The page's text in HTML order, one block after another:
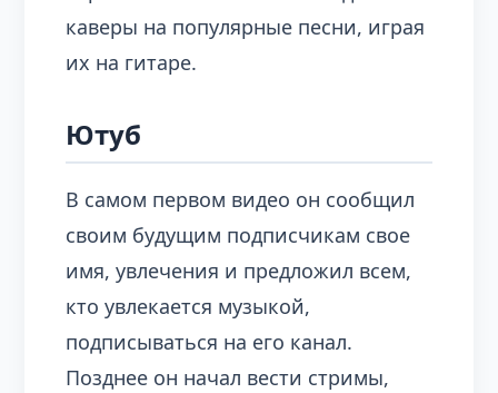
каверы на популярные песни, играя
их на гитаре.
Ютуб
В самом первом видео он сообщил
своим будущим подписчикам свое
имя, увлечения и предложил всем,
кто увлекается музыкой,
подписываться на его канал.
Позднее он начал вести стримы,